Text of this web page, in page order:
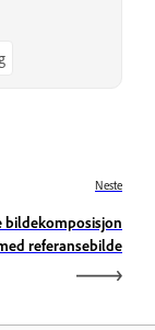
Neste
bildekomposisjon
referansebilde